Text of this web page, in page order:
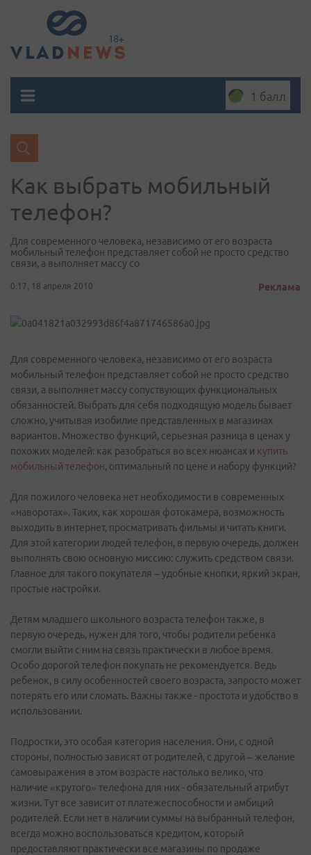
1 балл
Как выбрать мобильный
телефон?
Для современного человека, независимо от его возраста
мобильный телефон представляет собой не просто средство
связи, а выполняет массу со
0:17, 18 апреля 2010 Реклама
Для современного человека, независимо от его возраста
мобильный телефон представляет собой не просто средство
связи, а выполняет массу сопуствующих функциональных
обязанностей. Выбрать для себя подходящую модель бывает
сложно, учитывая изобилие представленных в магазинах
вариантов. Множество функций, серьезная разница в ценах у
похожих моделей: как разобраться во всех нюансах и купить
мобильный телефон, оптимальный по цене и набору функций?
Для пожилого человека нет необходимости в современных
«наворотах». Таких, как хорошая фотокамера, возможность
выходить в интернет, просматривать фильмы и читать книги.
Для этой категории людей телефон, в первую очередь, должен
выполнять свою основную миссию: служить средством связи.
Главное для такого покупателя – удобные кнопки, яркий экран,
простые настройки.
Детям младшего школьного возраста телефон также, в
первую очередь, нужен для того, чтобы родители ребенка
смогли выйти с ним на связь практически в любое время.
Особо дорогой телефон покупать не рекомендуется. Ведь
ребенок, в силу особенностей своего возраста, запросто может
потерять его или сломать. Важны также - простота и удобство в
использовании.
Подростки, это особая категория населения. Они, с одной
стороны, полностью зависят от родителей, с другой – желание
самовыражения в этом возрасте настолько велико, что
наличие «крутого» телефона для них - обязательный атрибут
жизни. Тут все зависит от платежеспособности и амбиций
родителей. Если нет в наличии суммы на выбранный телефон,
всегда можно воспользоваться кредитом, который
предоставляют практически все магазины по продаже